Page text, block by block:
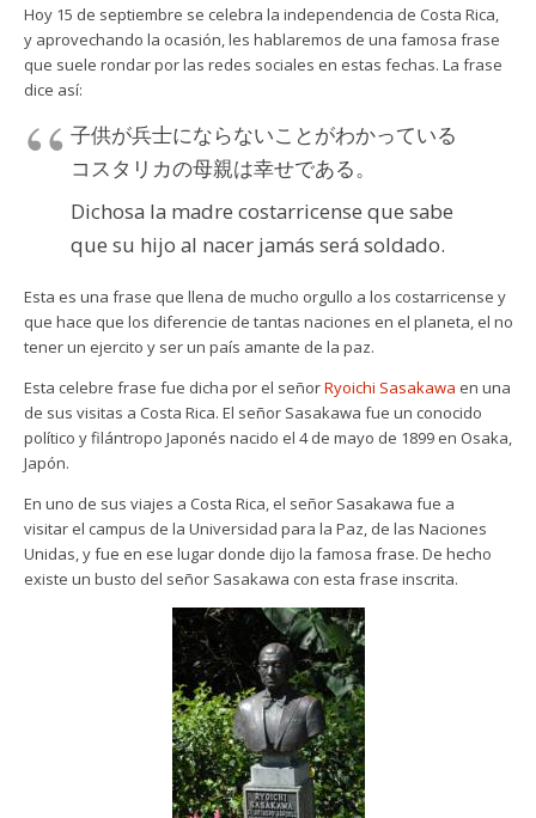
Hoy 15 de septiembre se celebra la independencia de Costa Rica,
y aprovechando la ocasión, les hablaremos de una famosa frase
que suele rondar por las redes sociales en estas fechas. La frase
dice así:
子供が兵士にならないことがわかっている
コスタリカの母親は幸せである。
Dichosa la madre costarricense que sabe
que su hijo al nacer jamás será soldado.
Esta es una frase que llena de mucho orgullo a los costarricense y
que hace que los diferencie de tantas naciones en el planeta, el no
tener un ejercito y ser un país amante de la paz.
Esta celebre frase fue dicha por el señorRyoichi Sasakawa en una
de sus visitas a Costa Rica. El señor Sasakawa fue un conocido
político y filántropo Japonés nacido el 4 de mayo de 1899 en Osaka,
Japón.
En uno de sus viajes a Costa Rica, el señor Sasakawa fue a
visitar el campus de la Universidad para la Paz, de las Naciones
Unidas, y fue en ese lugar donde dijo la famosa frase. De hecho
existe un busto del señor Sasakawa con esta frase inscrita.